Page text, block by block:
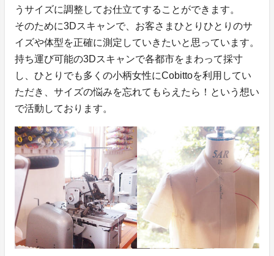
うサイズに調整してお仕立てすることができます。
そのために3Dスキャンで、お客さまひとりひとりのサ
イズや体型を正確に測定していきたいと思っています。
持ち運び可能の3Dスキャンで各都市をまわって採寸
し、ひとりでも多くの小柄女性にCobittoを利用してい
ただき、サイズの悩みを忘れてもらえたら！という想い
で活動しております。